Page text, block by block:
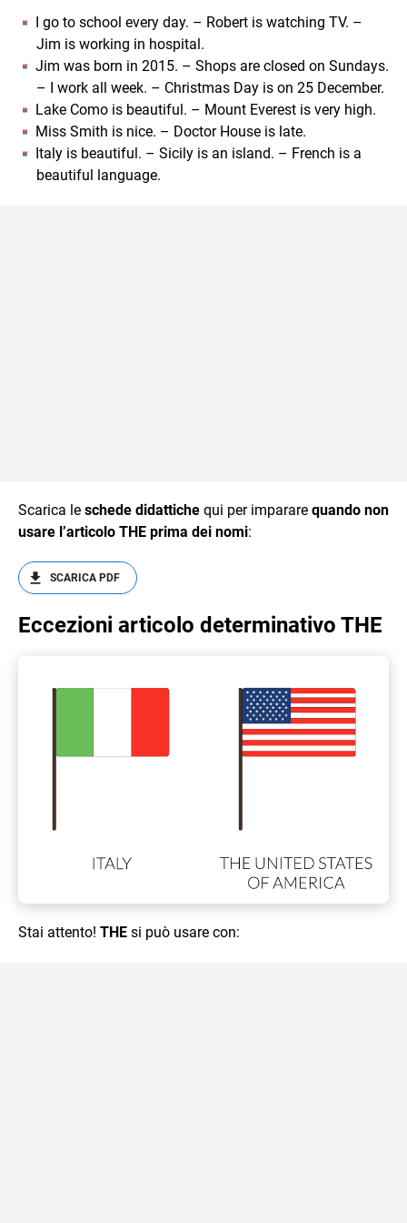
I go to school every day. – Robert is watching TV. –
Jim is working in hospital.
Jim was born in 2015. – Shops are closed on Sundays.
– I work all week. – Christmas Day is on 25 December.
Lake Como is beautiful. – Mount Everest is very high.
Miss Smith is nice. – Doctor House is late.
Italy is beautiful. – Sicily is an island. – French is a
beautiful language.
Scarica le schede didattiche qui per imparare quando non
usare l’articolo THE prima dei nomi:
SCARICA PDF
Eccezioni articolo determinativo THE
Stai attento! THE si può usare con: